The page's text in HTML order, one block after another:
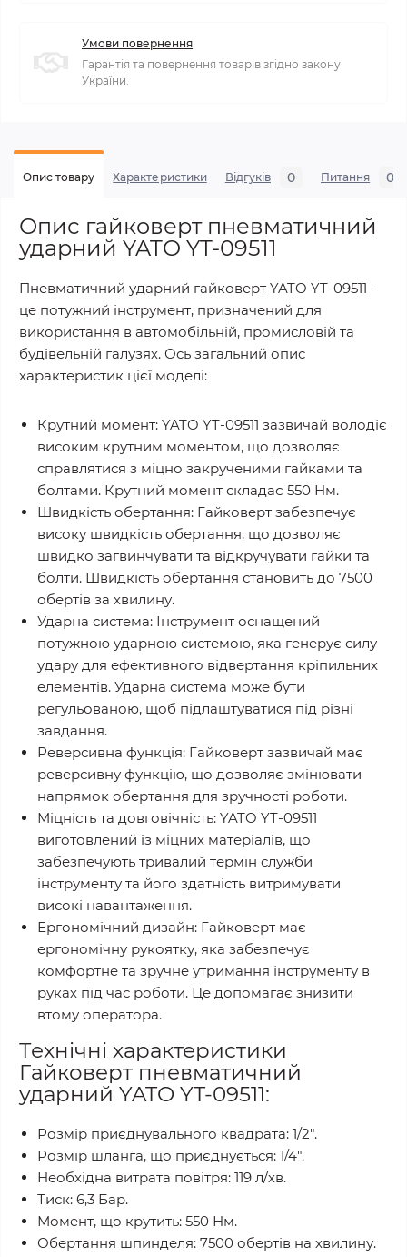
Умови повернення
Гарантія та повернення товарів згідно закону
України.
Опис товару Характеристики Відгуків 0 Питання 0
Опис гайковерт пневматичний
ударний YATO YT-09511
Пневматичний ударний гайковерт YATO YT-09511 -
це потужний інструмент, призначений для
використання в автомобільній, промисловій та
будівельній галузях. Ось загальний опис
характеристик цієї моделі:
Крутний момент: YATO YT-09511 зазвичай володіє
високим крутним моментом, що дозволяє
справлятися з міцно закрученими гайками та
болтами. Крутний момент складає 550 Нм.
Швидкість обертання: Гайковерт забезпечує
високу швидкість обертання, що дозволяє
швидко загвинчувати та відкручувати гайки та
болти. Швидкість обертання становить до 7500
обертів за хвилину.
Ударна система: Інструмент оснащений
потужною ударною системою, яка генерує силу
удару для ефективного відвертання кріпильних
елементів. Ударна система може бути
регульованою, щоб підлаштуватися під різні
завдання.
Реверсивна функція: Гайковерт зазвичай має
реверсивну функцію, що дозволяє змінювати
напрямок обертання для зручності роботи.
Міцність та довговічність: YATO YT-09511
виготовлений із міцних матеріалів, що
забезпечують тривалий термін служби
інструменту та його здатність витримувати
високі навантаження.
Ергономічний дизайн: Гайковерт має
ергономічну рукоятку, яка забезпечує
комфортне та зручне утримання інструменту в
руках під час роботи. Це допомагає знизити
втому оператора.
Технічні характеристики
Гайковерт пневматичний
ударний YATO YT-09511:
Розмір приєднувального квадрата: 1/2".
Розмір шланга, що приєднується: 1/4".
Необхідна витрата повітря: 119 л/хв.
Тиск: 6,3 Бар.
Момент, що крутить: 550 Нм.
Обертання шпинделя: 7500 обертів на хвилину.